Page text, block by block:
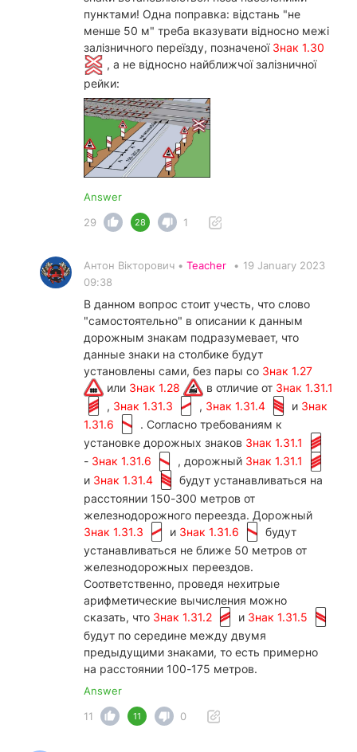
пунктами! Одна поправка: відстань "не
менше 50 м" треба вказувати відносно межі
залізничного переїзду, позначеної Знак 1.30
, а не відносно найближчої залізничної
рейки:
Answer
29
28 1
Антон Вікторович • Teacher • 19 January 2023
09:38
В данном вопрос стоит учесть, что слово
"самостоятельно" в описании к данным
дорожным знакам подразумевает, что
данные знаки на столбике будут
установлены сами, без пары со Знак 1.27
или Знак 1.28 в отличие от Знак 1.31.1
, Знак 1.31.3 , Знак 1.31.4 и Знак
1.31.6
. Согласно требованиям к
установке дорожных знаков Знак 1.31.1
- Знак 1.31.6 , дорожный Знак 1.31.1
и Знак 1.31.4
будут устанавливаться на
расстоянии 150-300 метров от
железнодорожного переезда. Дорожный
Знак 1.31.3
и Знак 1.31.6
будут
устанавливаться не ближе 50 метров от
железнодорожных переездов.
Соответственно, проведя нехитрые
арифметические вычисления можно
сказать, что Знак 1.31.2 и Знак 1.31.5
будут по середине между двумя
предыдущими знаками, то есть примерно
на расстоянии 100-175 метров.
Answer
11
11 0